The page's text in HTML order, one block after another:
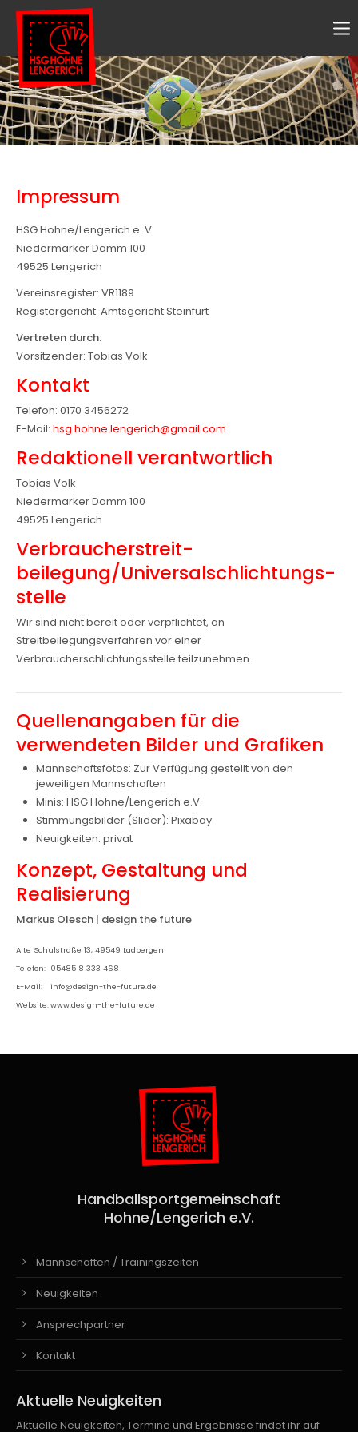
Der Eintrag "offcanvas-col1" existiert leider nicht.
Der Eintrag "offcanvas-col2" existiert leider nicht.
Der Eintrag "offcanvas-col3" existiert leider nicht.
Impressum
HSG Hohne/Lengerich e. V.
Niedermarker Damm 100
49525 Lengerich
Vereinsregister: VR1189
Registergericht: Amtsgericht Steinfurt
Vertreten durch:
Vorsitzender: Tobias Volk
Kontakt
Telefon: 0170 3456272
E-Mail: hsg.hohne.lengerich@gmail.com
Redaktionell verantwortlich
Tobias Volk
Niedermarker Damm 100
49525 Lengerich
Verbraucher­streit­
beilegung/Universal­schlichtungs­
stelle
Wir sind nicht bereit oder verpflichtet, an
Streitbeilegungsverfahren vor einer
Verbraucherschlichtungsstelle teilzunehmen.
Quellenangaben für die
verwendeten Bilder und Grafiken
Mannschaftsfotos: Zur Verfügung gestellt von den
jeweiligen Mannschaften
Minis: HSG Hohne/Lengerich e.V.
Stimmungsbilder (Slider): Pixabay
Neuigkeiten: privat
Konzept, Gestaltung und
Realisierung
Markus Olesch | design the future
Alte Schulstraße 13, 49549 Ladbergen
Telefon: 05485 8 333 468
E-Mail:
info@design-the-future.de
Website:www.design-the-future.de
Handballsportgemeinschaft
Hohne/Lengerich e.V.
Mannschaften / Trainingszeiten
Neuigkeiten
Ansprechpartner
Kontakt
Aktuelle Neuigkeiten
Aktuelle Neuigkeiten, Termine und Ergebnisse findet ihr auf